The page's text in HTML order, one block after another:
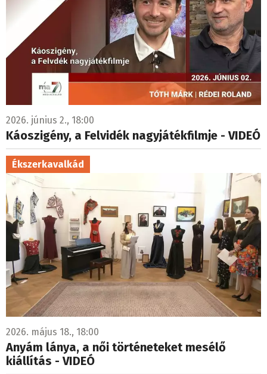
2026. június 2., 18:00
Káoszigény, a Felvidék nagyjátékfilmje - VIDEÓ
Ékszerkavalkád
2026. május 18., 18:00
Anyám lánya, a női történeteket mesélő
kiállítás - VIDEÓ